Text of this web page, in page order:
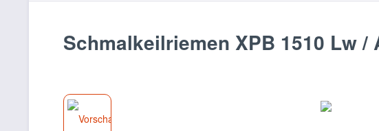
Schmalkeilriemen XPB 1510 Lw /